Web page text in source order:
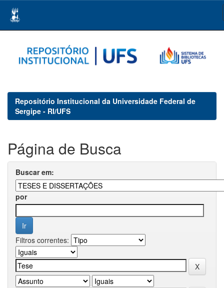
navigation
Repositório Institucional da Universidade Federal de
Sergipe - RI/UFS
Página de Busca
Buscar em:
por
Filtros correntes: